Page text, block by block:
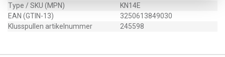
Type / SKU (MPN)
KN14E
EAN (GTIN-13)
3250613849030
Klusspullen artikelnummer
245598